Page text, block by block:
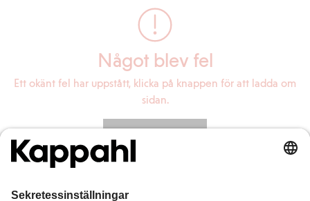
Något blev fel
Ett okänt fel har uppstått, klicka på knappen för att ladda om
sidan.